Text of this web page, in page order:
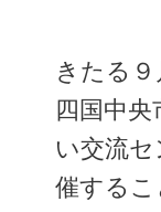
きたる９
四国中
い交流
催する